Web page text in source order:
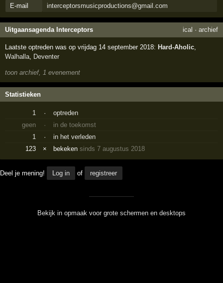
E-mail
interceptorsmusicproductions@gmail.com
Uitgaansagenda Interceptors ical · archief
Laatste optreden was op vrijdag 14 september 2018: Hard-Aholic
Walhalla
Deventer
toon archief, 1 evenement
Statistieken
1 ·
optreden
geen
·
in de toekomst
1
·
in het verleden
123
× bekekensinds 7 augustus 2018
Deel je mening! Log in of registreer
Bekijk in opmaak voor grote schermen en desktops